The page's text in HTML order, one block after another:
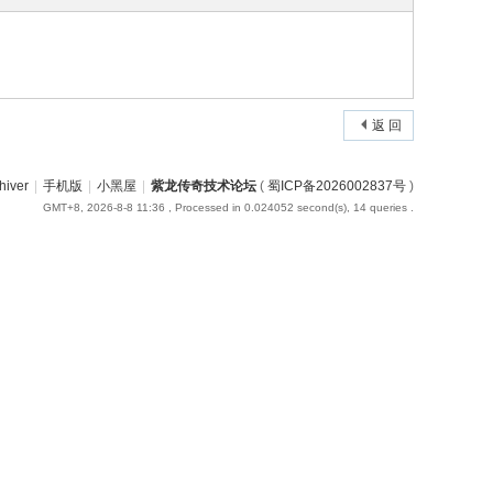
返 回
手机版 小黑屋 紫龙传奇技术论坛 ( 蜀ICP备2026002837号 )
GMT+8, 2026-8-8 11:36 , Processed in 0.024052 second(s), 14 queries .